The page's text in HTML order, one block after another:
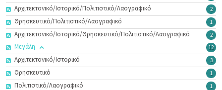
2
Αρχιτεκτονικό/Ιστορικό/Πολιτιστικό/Λαογραφικό
1
Θρησκευτικό/Πολιτιστικό/Λαογραφικό
2
Αρχιτεκτονικό/Ιστορικό/Θρησκευτικό/Πολιτιστικό/Λαογραφικό
12
Μεγάλη
3
Αρχιτεκτονικό/Ιστορικό
1
Θρησκευτικό
1
Πολιτιστικό/Λαογραφικό